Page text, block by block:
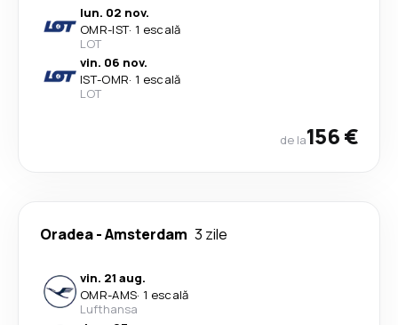
lun. 02 nov.
OMR-IST· 1 escală
LOT
vin. 06 nov.
IST-OMR· 1 escală
LOT
de la156 €
Oradea-Amsterdam 3 zile
vin. 21 aug.
OMR-AMS· 1 escală
Lufthansa